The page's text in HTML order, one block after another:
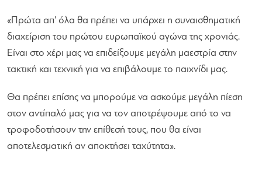
«Πρώτα απ’ όλα θα πρέπει να υπάρχει η συναισθηματική
διαχείριση του πρώτου ευρωπαϊκού αγώνα της χρονιάς.
Είναι στο χέρι μας να επιδείξουμε μεγάλη μαεστρία στην
τακτική και τεχνική για να επιβάλουμε το παιχνίδι μας.
Θα πρέπει επίσης να μπορούμε να ασκούμε μεγάλη πίεση
στον αντίπαλό μας για να τον αποτρέψουμε από το να
τροφοδοτήσουν την επίθεσή τους, που θα είναι
αποτελεσματική αν αποκτήσει ταχύτητα».